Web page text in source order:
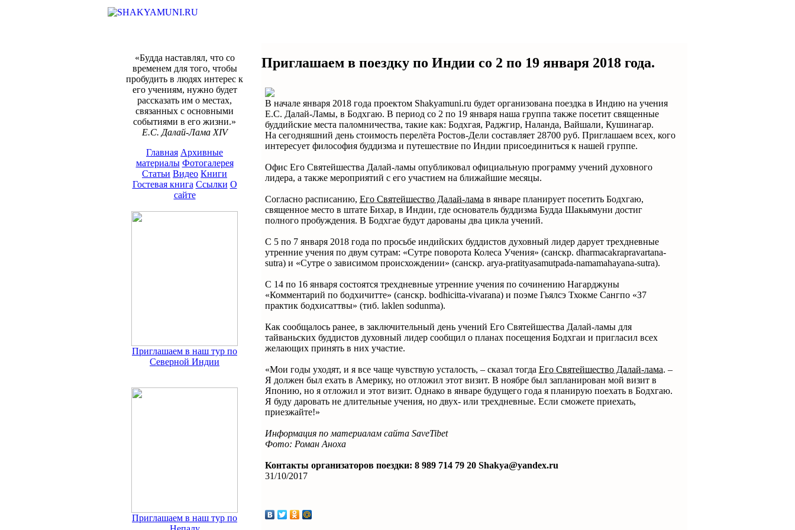
«Будда наставлял, что со
временем для того, чтобы
пробудить в людях интерес к
его учениям, нужно будет
рассказать им о местах,
связанных с основными
событиями в его жизни.»
Е.С. Далай-Лама XIV
Главная Архивные
материалы Фотогалерея
Статьи Видео Книги
Гостевая книга Ссылки О
сайте
Приглашаем в наш тур по
Северной Индии
Приглашаем в наш тур по
Приглашаем в поездку по Индии со 2 по 19 января 2018 года.
В начале января 2018 года проектом Shakyamuni.ru будет организована поездка в Индию на учения
Е.С. Далай-Ламы, в Бодхгаю. В период со 2 по 19 января наша группа также посетит священные
буддийские места паломничества, такие как: Бодхгая, Раджгир, Наланда, Вайшали, Кушинагар.
На сегодняшний день стоимость перелёта Ростов-Дели составляет 28700 руб. Приглашаем всех, кого
интересует философия буддизма и путешествие по Индии присоединиться к нашей группе.
Офис Его Святейшества Далай-ламы опубликовал официальную программу учений духовного
лидера, а также мероприятий с его участием на ближайшие месяцы.
Согласно расписанию, Его Святейшество Далай-лама в январе планирует посетить Бодхгаю,
священное место в штате Бихар, в Индии, где основатель буддизма Будда Шакьямуни достиг
полного пробуждения. В Бодхгае будут дарованы два цикла учений.
С 5 по 7 января 2018 года по просьбе индийских буддистов духовный лидер дарует трехдневные
утренние учения по двум сутрам: «Сутре поворота Колеса Учения» (санскр. dharmacakrapravartana-
sutra) и «Сутре о зависимом происхождении» (санскр. arya-pratityasamutpada-namamahayana-sutra).
С 14 по 16 января состоятся трехдневные утренние учения по сочинению Нагарджуны
«Комментарий по бодхичитте» (санскр. bodhicitta-vivarana) и поэме Гьялсэ Тхокме Сангпо «З7
практик бодхисаттвы» (тиб. laklen sodunma).
Как сообщалось ранее, в заключительный день учений Его Святейшества Далай-ламы для
тайваньских буддистов духовный лидер сообщил о планах посещения Бодхгаи и пригласил всех
желающих принять в них участие.
«Мои годы уходят, и я все чаще чувствую усталость, – сказал тогда Его Святейшество Далай-лама. –
Я должен был ехать в Америку, но отложил этот визит. В ноябре был запланирован мой визит в
Японию, но я отложил и этот визит. Однако в январе будущего года я планирую поехать в Бодхгаю.
Я буду даровать не длительные учения, но двух- или трехдневные. Если сможете приехать,
приезжайте!»
Информация по материалам сайта SaveTibet
Фото: Роман Аноха
Контакты организаторов поездки: 8 989 714 79 20 Shakya@yandex.ru
31/10/2017